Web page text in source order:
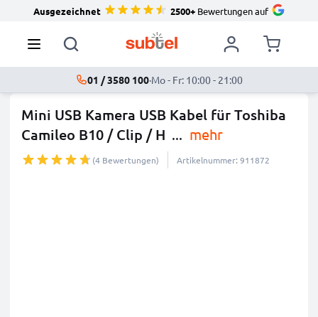
Ausgezeichnet 2500+Bewertungen auf
01 / 3580 100·Mo - Fr: 10:00 - 21:00
Mini USB Kamera USB Kabel für Toshiba
Camileo B10 / Clip / H ... mehr
(4 Bewertungen) Artikelnummer: 911872